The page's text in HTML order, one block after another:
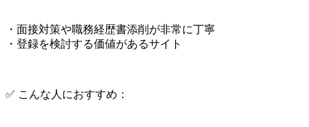
・面接対策や職務経歴書添削が非常に丁寧
・登録を検討する価値があるサイト
✅ こんな人におすすめ：